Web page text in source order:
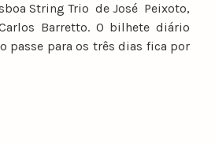
String Trio de José Peixoto,
Barretto. O bilhete diário
passe para os três dias fica por